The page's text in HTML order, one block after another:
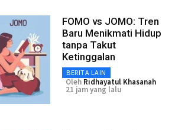
FOMO vs JOMO: Tren
Baru Menikmati Hidup
tanpa Takut
Ketinggalan
BERITA LAIN
Oleh Ridhayatul Khasanah
21 jam yang lalu